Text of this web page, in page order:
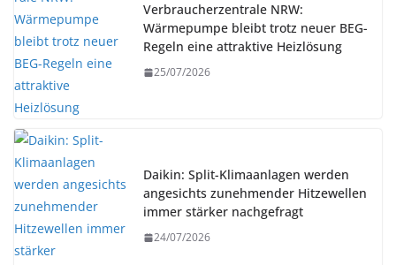
Verbraucherzentrale NRW:
Wärmepumpe bleibt trotz neuer BEG-
Regeln eine attraktive Heizlösung
25/07/2026
Daikin: Split-Klimaanlagen werden
angesichts zunehmender Hitzewellen
immer stärker nachgefragt
24/07/2026